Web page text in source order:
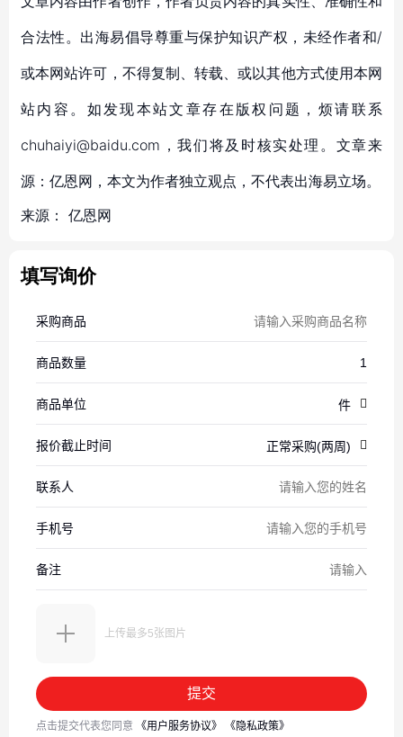
合法性。出海易倡导尊重与保护知识产权，未经作者和/
或本网站许可，不得复制、转载、或以其他方式使用本网
站内容。如发现本站文章存在版权问题，烦请联系
chuhaiyi@baidu.com，我们将及时核实处理。文章来
源：亿恩网，本文为作者独立观点，不代表出海易立场。
来源： 亿恩网
填写询价